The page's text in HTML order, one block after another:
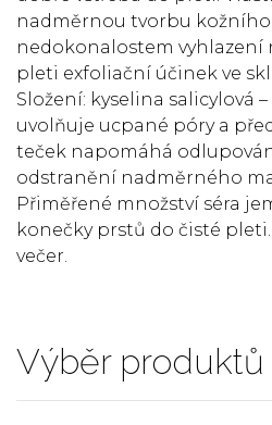
nadměrnou tvorbu
nedokonalostem vyhlazení
pleti exfoliační účinek ve
Složení: kyselina salicylová
uvolňuje ucpané póry a
teček napomáhá
odstranění nadměrného
Přiměřené množství séra
konečky prstů do čisté
večer.
Výběr produktů